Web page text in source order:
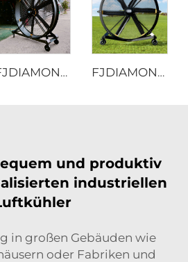
FJDIAMOND Ventilator WIFI Handy-Steuerung 1,5m 2m 80-Zoll Beweglicher leiser Pedestalventilator 2000mm Aluminium-Stehfußbodengymventilator FJDIAMOND 1,5m 2m 80-Zoll Beweglicher Pedestalventilator WIFI Steuerung Ruhe Gym-Aluminium-Stehfußbodenlüftungsventilator
und produktiv
industriellen
in großen Gebäuden wie
oder Fabriken und